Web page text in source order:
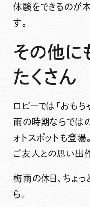
体験をできるのが
す。
その他に
たくさん
ロビーでは「おも
雨の時期ならでは
ォトスポットも登場
ご友人との思い出
梅雨の休日、ちょ
ら。